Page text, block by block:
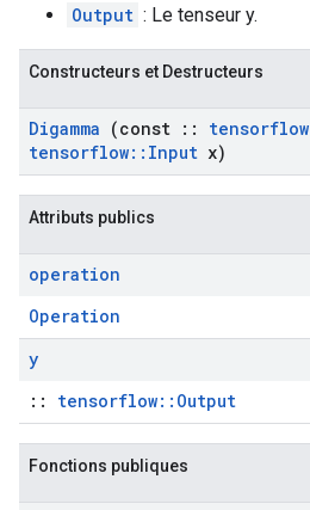
Output : Le tenseur y.
Constructeurs et Destructeurs
Digamma (const :: tensorflow
tensorflow:: Input x)
Attributs publics
operation
Operation
y
:: tensorflow::Output
Fonctions publiques